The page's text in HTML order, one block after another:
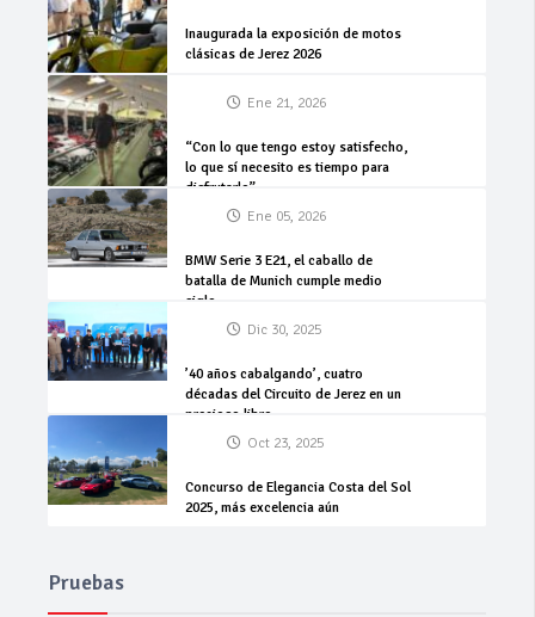
Inaugurada la exposición de motos
clásicas de Jerez 2026
Ene 21, 2026
“Con lo que tengo estoy satisfecho,
lo que sí necesito es tiempo para
disfrutarlo”
Ene 05, 2026
BMW Serie 3 E21, el caballo de
batalla de Munich cumple medio
siglo
Dic 30, 2025
’40 años cabalgando’, cuatro
décadas del Circuito de Jerez en un
precioso libro
Oct 23, 2025
Concurso de Elegancia Costa del Sol
2025, más excelencia aún
Pruebas